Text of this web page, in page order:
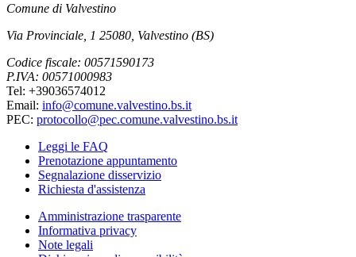
Comune di Valvestino
Via Provinciale, 1 25080, Valvestino (BS)
Codice fiscale: 00571590173
P.IVA: 00571000983
Tel: +39036574012
Email: info@comune.valvestino.bs.it
PEC: protocollo@pec.comune.valvestino.bs.it
Leggi le FAQ
Prenotazione appuntamento
Segnalazione disservizio
Richiesta d'assistenza
Amministrazione trasparente
Informativa privacy
Note legali